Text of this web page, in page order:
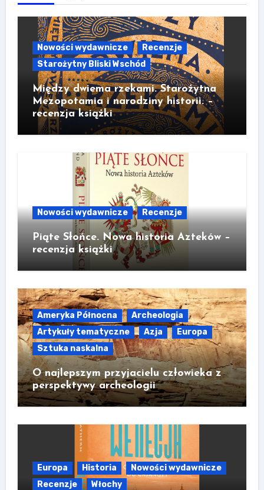
Nowości wydawnicze
Recenzje
Starożytny Bliski Wschód
Między dwiema rzekami. Starożytna
Mezopotamia i narodziny historii. –
recenzja książki
Nowości wydawnicze Recenzje
Piąte Słońce. Nowa historia Azteków –
recenzja książki
Ameryka Północna
Archeologia
Artykuły tematyczne
Azja
Europa
Sztuka naskalna
O najlepszym przyjacielu człowieka z
perspektywy archeologii
Europa Historia
Nowości wydawnicze
Recenzje
Włochy